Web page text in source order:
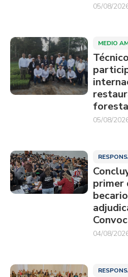
05/08/
MEDIO
05/08/
primer
04/08/